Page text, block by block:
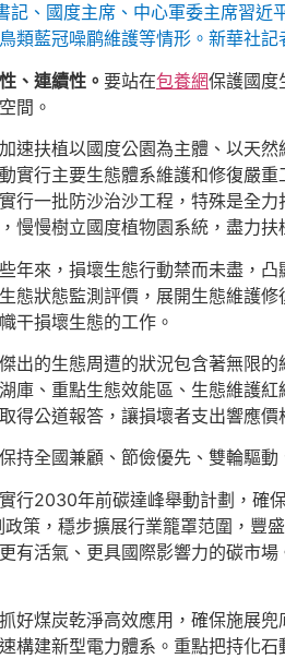
、國度主席、中心軍委主席習
類藍冠噪鹛維護等情形。 新華社記
、連續性。 要站在包養網保護國度
間。
速扶植以國度公園為主體、以天
實行主要生態體系維護和修復嚴
行一批防沙治沙工程，特殊是全
慢慢樹立國度植物園系統，盡力扶
年來，損壞生態行動禁而未盡，
態狀態監測評價，展開生態維護
干損壞生態的工作。
出的生態周遭的狀況包含著無限
庫、重點生態效能區、生態維護
得公道報答，讓損壞者支出響應價
持全國兼顧、節儉優先、雙輪驅動
行2030年前碳達峰舉動計劃，確
策，穩步擴展行業籠罩范圍，
有活氣、更具國際影響力的碳市
好煤炭乾淨高效應用，確保施展
構建新型電力體系。重點把持化